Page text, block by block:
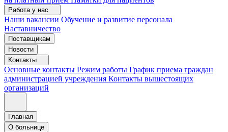
Работа у нас
Наши вакансии Обучение и развитие персонала
Наставничество
Поставщикам
Новости
Контакты
Основные контакты Режим работы График приема граждан
администрацией учреждения Контакты вышестоящих
организаций
Главная
О больнице